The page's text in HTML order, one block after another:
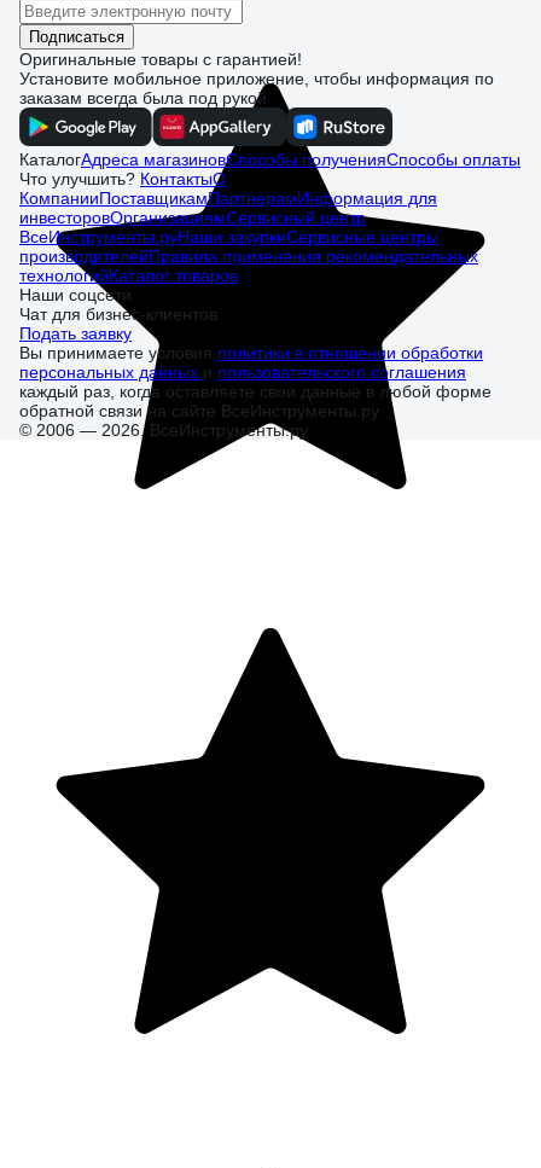
Подписаться
Оригинальные товары с гарантией!
Установите мобильное приложение, чтобы информация по
заказам всегда была под рукой
КаталогАдреса магазиновСпособы полученияСпособы оплаты
Что улучшить? КонтактыО
КомпанииПоставщикамПартнерамИнформация для
инвесторовОрганизациямСервисный центр
ВсеИнструменты.руНаши закупкиСервисные центры
производителейПравила применения рекомендательных
технологийКаталог товаров
Наши соцсети
Чат для бизнес-клиентов
Подать заявку
Вы принимаете условия политики в отношении обработки
персональных данных и пользовательского соглашения
каждый раз, когда оставляете свои данные в любой форме
обратной связи на сайте ВсеИнструменты.ру
© 2006 — 2026. ВсеИнструменты.ру